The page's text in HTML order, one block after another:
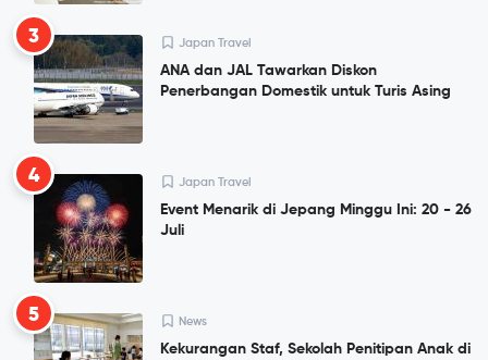
3 Japan Travel
ANA dan JAL Tawarkan Diskon
Penerbangan Domestik untuk Turis Asing
4 Japan Travel
Event Menarik di Jepang Minggu Ini: 20 - 26
Juli
5 News
Kekurangan Staf, Sekolah Penitipan Anak di